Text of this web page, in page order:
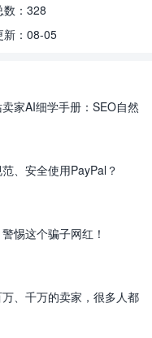
： 328
： 08-05
家AI细学手册：SEO自然
、安全使用PayPal？
惕这个骗子网红！
、千万的卖家，很多人都